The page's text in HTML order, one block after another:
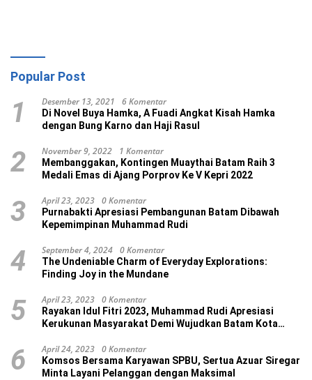
Popular Post
1 Desember 13, 2021 6 Komentar
Di Novel Buya Hamka, A Fuadi Angkat Kisah Hamka
dengan Bung Karno dan Haji Rasul
2 November 9, 2022 1 Komentar
Membanggakan, Kontingen Muaythai Batam Raih 3
Medali Emas di Ajang Porprov Ke V Kepri 2022
3 April 23, 2023 0 Komentar
Purnabakti Apresiasi Pembangunan Batam Dibawah
Kepemimpinan Muhammad Rudi
4 September 4, 2024 0 Komentar
The Undeniable Charm of Everyday Explorations:
Finding Joy in the Mundane
5 April 23, 2023 0 Komentar
Rayakan Idul Fitri 2023, Muhammad Rudi Apresiasi
Kerukunan Masyarakat Demi Wujudkan Batam Kota
6 April 24, 2023 0 Komentar
Komsos Bersama Karyawan SPBU, Sertua Azuar Siregar
Minta Layani Pelanggan dengan Maksimal